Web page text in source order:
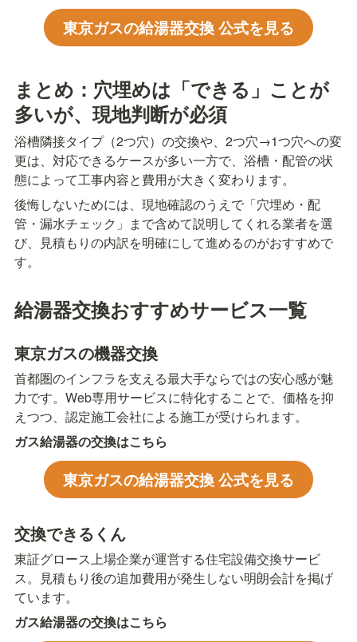
東京ガスの給湯器交換 公式を見る
まとめ：穴埋めは「できる」ことが
多いが、現地判断が必須
浴槽隣接タイプ（2つ穴）の交換や、2つ穴→1つ穴への変
更は、対応できるケースが多い一方で、浴槽・配管の状
態によって工事内容と費用が大きく変わります。
後悔しないためには、現地確認のうえで「穴埋め・配
管・漏水チェック」まで含めて説明してくれる業者を選
び、見積もりの内訳を明確にして進めるのがおすすめで
す。
給湯器交換おすすめサービス一覧
東京ガスの機器交換
首都圏のインフラを支える最大手ならではの安心感が魅
力です。Web専用サービスに特化することで、価格を抑
えつつ、認定施工会社による施工が受けられます。
ガス給湯器の交換はこちら
東京ガスの給湯器交換 公式を見る
交換できるくん
東証グロース上場企業が運営する住宅設備交換サービ
ス。見積もり後の追加費用が発生しない明朗会計を掲げ
ています。
ガス給湯器の交換はこちら